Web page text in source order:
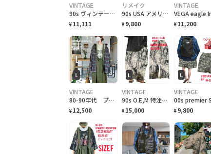
VINTAGE
90s ヴィンテージ 特注 OEM激レア ハーフパンツ 総柄 美品
¥ 11,111
リメイク
90s USA アメリカ製 限定Hブロード リメイク クラスターアートL
¥ 9,800
VINTAGE
¥ 11,200
L
VINTAGE
80-90年代 プレミア ヴィンテージ 65/35 TROYBROS シャツ
¥ 12,500
L
VINTAGE
90s O.E,M 特注 イタリア marble crack art ユルボトム個性派
¥ 15,000
L
VINTAGE
¥ 9,800